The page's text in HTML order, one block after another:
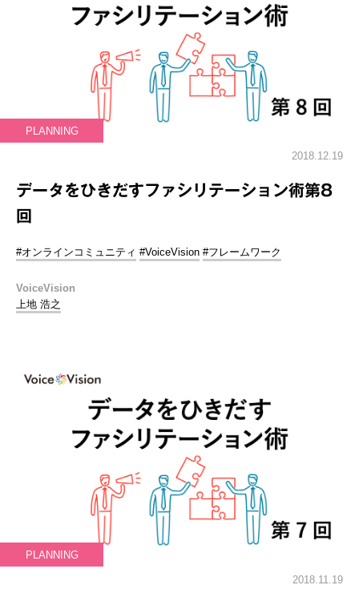
PLANNING
2018.12.19
データをひきだすファシリテーション術第8
回
#オンラインコミュニティ #VoiceVision #フレームワーク
VoiceVision
上地 浩之
PLANNING
2018.11.19